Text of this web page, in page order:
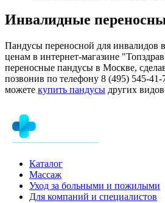
Инвалидные
Пандусы переносной для инвалидов
ценам в интернет-магазине
переносные пандусы в Москве,
позвонив по телефону 8 (495) 545-
можете купить пандусы других
Каталог
Массаж
Уход за больными и пожилыми
Для компаний и специалистов